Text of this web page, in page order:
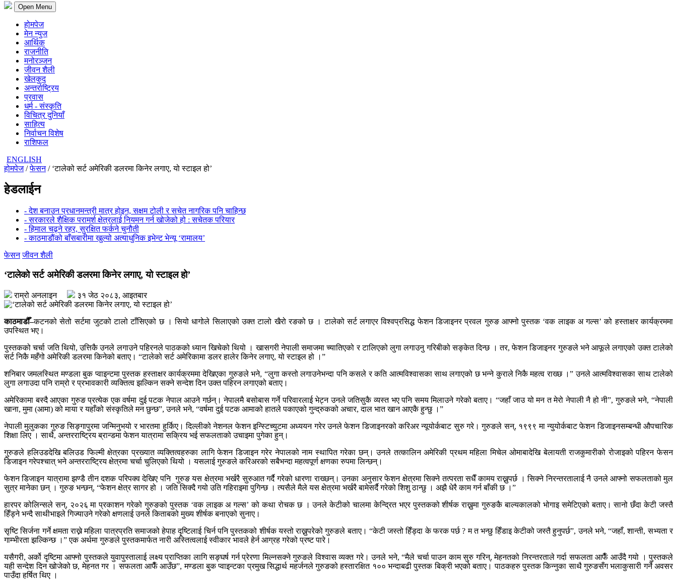
Open Menu
होमपेज
मेन न्युज
आर्थिक
राजनीति
मनोरञ्जन
जीवन शैली
खेलकुद
अन्तर्राष्ट्रिय
प्रवास
धर्म - संस्कृति
विचित्र दुनियाँ
साहित्य
निर्वाचन विशेष
राशिफल
ENGLISH
होमपेज/फेसन/ ‘टालेको सर्ट अमेरिकी डलरमा किनेर लगाए, यो स्टाइल हो’
हेडलाईन
- देश बनाउन प्रधानमन्त्री मात्र होइन, सक्षम टोली र सचेत नागरिक पनि चाहिन्छ
- सरकारले शैक्षिक परामर्श क्षेत्रलाई नियमन गर्न खोजेको हो : सचेतक परियार
- हिमाल चढ्ने रहर, सुरक्षित फर्कने चुनौती
- काठमाडौंको बाँसबारीमा खुल्यो अत्याधुनिक इभेन्ट भेन्यू ‘रामालय’
फेसन जीवन शैली
‘टालेको सर्ट अमेरिकी डलरमा किनेर लगाए, यो स्टाइल हो’
राम्रो अनलाइन ३१ जेठ २०८३, आइतबार
काठमाडौँ–कटनको सेतो सर्टमा जुटको टालो टाँसिएको छ । सियो धागोले सिलाएको उक्त टालो खैरो रङको छ । टालेको सर्ट लगाएर विश्वप्रसिद्ध फेशन डिजाइनर प्रवल गुरुङ आफ्नो पुस्तक ‘वक लाइक अ गल्स’ को हस्ताक्षर कार्यक्रममा
उपस्थित भए।
पुस्तकको चर्चा जति थियो, उत्तिकै उनले लगाउने पहिरनले पाठकको ध्यान खिचेको थियो । खासगरी नेपाली समाजमा च्यातिएको र टालिएको लुगा लगाउनु गरिबीको सङ्केत दिन्छ । तर, फेशन डिजाइनर गुरुङले भने आफूले लगाएको उक्त टालेको
सर्ट निकै महँगो अमेरिकी डलरमा किनेको बताए। “टालेको सर्ट अमेरिकामा डलर हालेर किनेर लगाए, यो स्टाइल हो ।”
शनिबार जमलस्थित मण्डला बुक प्वाइन्टमा पुस्तक हस्ताक्षर कार्यक्रममा देखिएका गुरुङले भने, “लुगा कस्तो लगाउनेभन्दा पनि कसले र कति आत्मविश्वासका साथ लगाएको छ भन्ने कुराले निकै महत्व राख्छ ।” उनले आत्मविश्वासका साथ टालेको
लुगा लगाउदा पनि राम्रो र प्रभावकारी व्यक्तित्व झल्किन सक्ने सन्देश दिन उक्त पहिरन लगाएको बताए।
अमेरिकामा बस्दै आएका गुरुङ प्रत्येक एक वर्षमा दुई पटक नेपाल आउने गर्छन्। नेपालमै बसोबास गर्ने परिवारलाई भेट्न उनले जतिसुकै व्यस्त भए पनि समय मिलाउने गरेको बताए। “जहाँ जाउ यो मन त मेरो नेपाली नै हो नी”, गुरुङले भने, “नेपाली
खाना, मुमा (आमा) को माया र यहाँको संस्कृतिले मन छुन्छ”, उनले भने, “वर्षमा दुई पटक आमाको हातले पकाएको गुन्द्रुकको अचार, दाल भात खान आएकै हुन्छु ।”
नेपाली मुलुकका गुरुङ सिङ्गापुरमा जन्मिनुभयो र भारतमा हुर्किए। दिल्लीको नेशनल फेशन इन्स्टिच्युटमा अध्ययन गरेर उनले फेशन डिजाइनरको करिअर न्यूयोर्कबाट सुरु गरे। गुरुङले सन्, १९९९ मा न्युयोर्कबाट फेशन डिजाइनसम्बन्धी औपचारिक
शिक्षा लिए । साथै, अन्तरराष्ट्रिय ब्रान्डमा फेशन यात्रामा सक्रिय भई सफलताको उचाइमा पुगेका हुन्।
गुरुङले हलिउडदेखि बलिउड फिल्मी क्षेत्रका प्रख्यात व्यक्तित्वहरुका लागि फेशन डिजाइन गरेर नेपालको नाम स्थापित गरेका छन्। उनले तत्कालिन अमेरिकी प्रथम महिला मिचेल ओमाबादेखि बेलायती राजकुमारीको रोजाइको पहिरन फेसन
डिजाइन गरेपश्चात् भने अन्तरराष्ट्रिय क्षेत्रमा चर्चा चुलिएको थियो । यसलाई गुरुङले करिअरको सबैभन्दा महत्वपूर्ण क्षणका रुपमा लिन्छन्।
फेशन डिजाइन यात्रामा झण्डै तीन दशक परिपक्व देखिए पनि गुरुङ यस क्षेत्रमा भर्खरै सुरुआत गर्दै गरेको धारणा राख्छन्। उनका अनुसार फेशन क्षेत्रमा सिक्ने तत्परता सधैँ कामय राख्नुपर्छ । सिक्ने निरन्तरतालाई नै उनले आफ्नो सफलताको मुल
सुत्र मानेका छन् । गुरुङ भन्छन्, “फेशन क्षेत्र सागर हो । जति सिक्दै गयो उति गहिराइमा पुगिन्छ । त्यसैले मैले यस क्षेत्रमा भर्खरै बामेसर्दै गरेको शिशु ठान्छु । अझै धेरै काम गर्न बाँकी छ ।”
हारपर कोलिन्सले सन्, २०२६ मा प्रकाशन गरेको गुरुङको पुस्तक ‘वक लाइक अ गल्स’ को कथा रोचक छ । उनले केटीको चालमा केन्द्रित भएर पुस्तकको शीर्षक राख्नुमा गुरुङकै बाल्यकालको भोगाइ समेटिएको बताए। सानो छँदा केटी जस्तै
हिँड्ने भन्दै साथीभाइले गिज्याउने गरेको क्षणलाई उनले किताबको मुख्य शीर्षक बनाएको सुनाए।
सृष्टि सिर्जना गर्ने क्षमता राख्ने महिला पात्रप्रति समाजको हेपाह दृष्टिलाई चिर्न पनि पुस्तकको शीर्षक यस्तो राख्नुपरेको गुरुङले बताए। “केटी जस्तो हिँड्दा के फरक पर्छ ? म त भन्छु हिँडाइ केटीको जस्तै हुनुपर्छ”, उनले भने, “जहाँ, शान्ती, सभ्यता र
गाम्भीरता झल्किन्छ ।” एक अर्थमा गुरुङले पुस्तकमार्फत नारी अस्तित्वलाई स्वीकार भावले हेर्न आग्रह गरेको प्रष्ट पारे।
यसैगरी, अर्को दृष्टिमा आफ्नो पुस्तकले युवापुस्तालाई लक्ष्य प्राप्तिका लागि सङ्घर्ष गर्न प्रेरणा मिल्नसक्ने गुरुङले विश्वास व्यक्त गरे। उनले भने, “मैले चर्चा पाउन काम सुरु गरिन्, मेहनतको निरन्तरताले गर्दा सफलता आफैँ आउँदै गयो । पुस्तकले
यही सन्देश दिन खोजेको छ, मेहनत गर । सफलता आफैँ आउँछ”, मण्डला बुक प्वाइन्टका प्रमुख सिद्धार्थ महर्जनले गुरुङको हस्तारक्षित १०० भन्दाबढी पुस्तक बिक्री भएको बताए। पाठकहरु पुस्तक किन्नुका साथै गुरुङसँग भलाकुसारी गर्ने अवसर
पाउँदा हर्षित थिए ।